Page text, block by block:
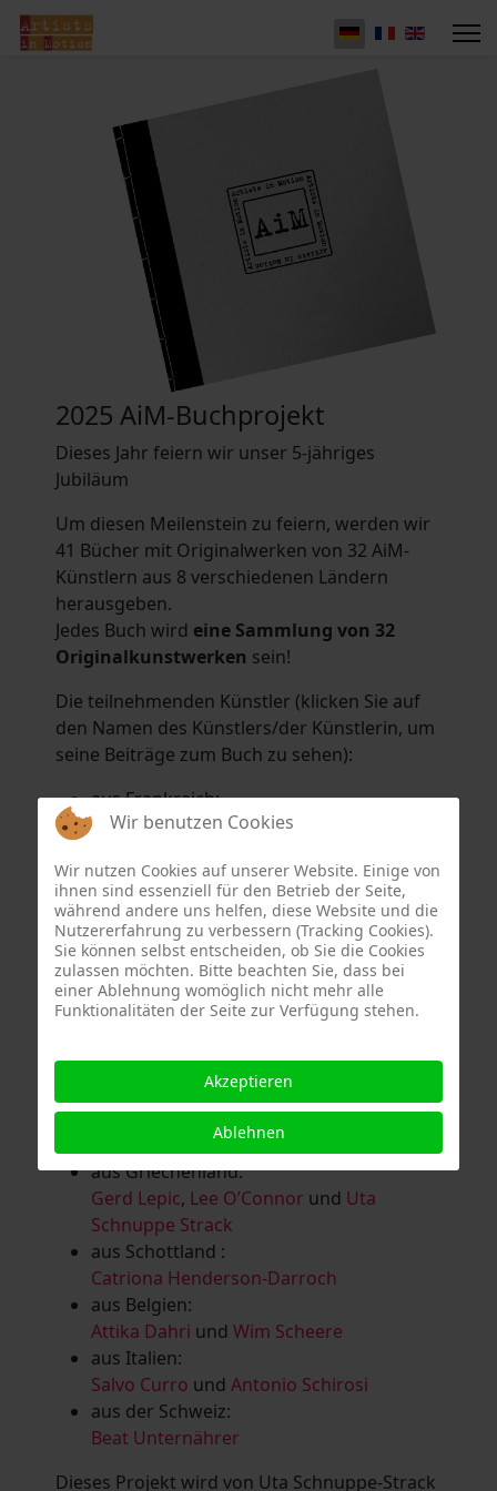
2025 AiM-Buchprojekt
Dieses Jahr feiern wir unser 5-jähriges
Jubiläum
Um diesen Meilenstein zu feiern, werden wir
41 Bücher mit Originalwerken von 32 AiM-
Künstlern aus 8 verschiedenen Ländern
herausgeben.
Jedes Buch wird eine Sammlung von 32
Originalkunstwerken sein!
Die teilnehmenden Künstler (klicken Sie auf
den Namen des Künstlers/der Künstlerin, um
seine Beiträge zum Buch zu sehen):
aus Frankreich:
Hélène Argo,Didier Bonnot
Eric Schaftlein.
aus den Niederlanden:
Dorrety Brookhuis,Natalia Dik,Elise
EekhoutundHenny Schaapman
aus Deutschland:
Salomé Herbst,Andrea Jungnitsch,
Lanzl,Heidrun MalComes,Christa Mayer-
Guntram Prochaska
Schaub,Vera Schaub,Birgit Schweimler &
Serge DevadderundRolf Thärichen
aus Griechenland:
Gerd Lepic, Lee O’Connor und Uta
Schnuppe Strack
aus Schottland :
Catriona Henderson-Darroch
aus Belgien:
Attika Dahri und Wim Scheere
aus Italien:
Salvo Curro und Antonio Schirosi
aus der Schweiz:
Beat Unternährer
Dieses Projekt wird von Uta Schnuppe-Strack
Wir benutzen Cookies
Wir nutzen Cookies auf unserer Website. Einige von
ihnen sind essenziell für den Betrieb der Seite,
während andere uns helfen, diese Website und die
Nutzererfahrung zu verbessern (Tracking Cookies).
Sie können selbst entscheiden, ob Sie die Cookies
zulassen möchten. Bitte beachten Sie, dass bei
einer Ablehnung womöglich nicht mehr alle
Funktionalitäten der Seite zur Verfügung stehen.
Akzeptieren
Ablehnen